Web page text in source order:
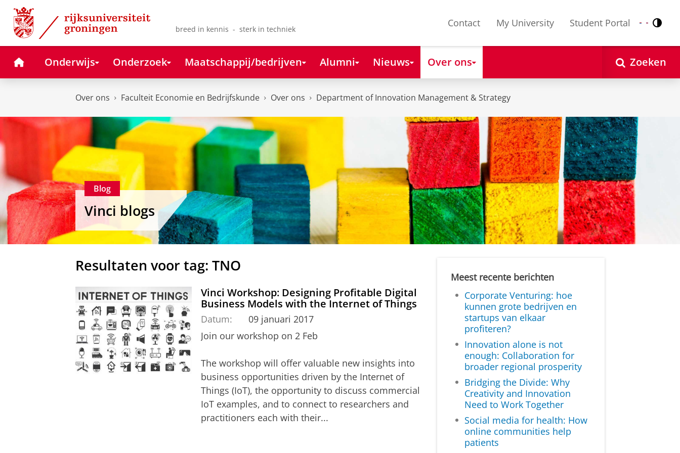
Skip
Content
Skip
Navigation
breed in kennis - sterk in techniek
Contact My University Student Portal Nederlands
English
HomeOnderwijs Onderzoek Maatschappij/bedrijven Alumni Nieuws Over ons Zoeken
Over ons Faculteit Economie en Bedrijfskunde Over ons Department of Innovation Management & Strategy
Blog
Vinci blogs
Resultaten voor tag: TNO
Vinci Workshop: Designing Profitable Digital
Business Models with the Internet of Things
Datum:
09 januari 2017
Join our workshop on 2 Feb
The workshop will offer valuable new insights into
business opportunities driven by the Internet of
Things (IoT), the opportunity to discuss commercial
IoT examples, and to connect to researchers and
practitioners each with their...
Meest recente berichten
Corporate Venturing: hoe
kunnen grote bedrijven en
startups van elkaar
profiteren?
Innovation alone is not
enough: Collaboration for
broader regional prosperity
Bridging the Divide: Why
Creativity and Innovation
Need to Work Together
Social media for health: How
online communities help
patients